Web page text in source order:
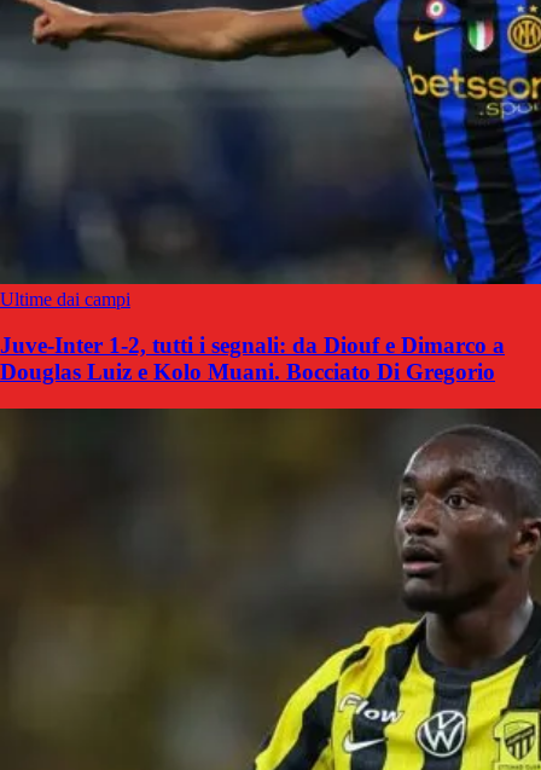
Ultime dai campi
Juve-Inter 1-2, tutti i segnali: da Diouf e Dimarco a
Douglas Luiz e Kolo Muani. Bocciato Di Gregorio